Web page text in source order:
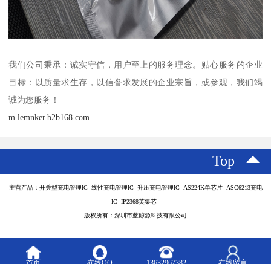
我们公司秉承：诚实守信，用户至上的服务理念。贴心服务的企业
目标：以质量求生存，以信誉求发展的企业宗旨，或参观，我们竭
诚为您服务！
m.lemnker.b2b168.com
Top
主营产品：开关型充电管理IC 线性充电管理IC 升压充电管理IC AS224K单芯片 ASC6213充电
IC IP2368英集芯
版权所有：深圳市蓝鲸源科技有限公司